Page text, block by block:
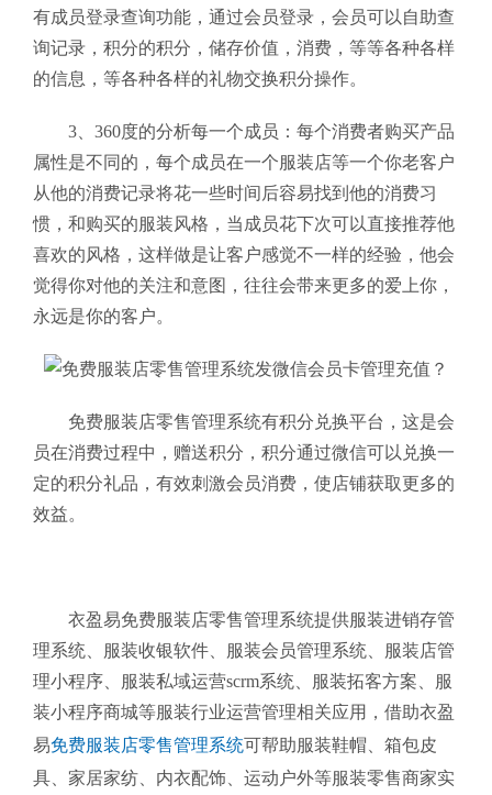
有成员登录查询功能，通过会员登录，会员可以自助查
询记录，积分的积分，储存价值，消费，等等各种各样
的信息，等各种各样的礼物交换积分操作。
3、 360度的分析每一个成员：每个消费者购买产品
属性是不同的，每个成员在一个服装店等一个你老客户
从他的消费记录将花一些时间后容易找到他的消费习
惯，和购买的服装风格，当成员花下次可以直接推荐他
喜欢的风格，这样做是让客户感觉不一样的经验，他会
觉得你对他的关注和意图，往往会带来更多的爱上你，
永远是你的客户。
免费服装店零售管理系统有积分兑换平台，这是会
员在消费过程中，赠送积分，积分通过微信可以兑换一
定的积分礼品，有效刺激会员消费，使店铺获取更多的
效益。
衣盈易免费服装店零售管理系统提供服装进销存管
理系统、服装收银软件、服装会员管理系统、服装店管
理小程序、服装私域运营scrm系统、服装拓客方案、服
装小程序商城等服装行业运营管理相关应用，借助衣盈
易免费服装店零售管理系统可帮助服装鞋帽、箱包皮
具、家居家纺、内衣配饰、运动户外等服装零售商家实